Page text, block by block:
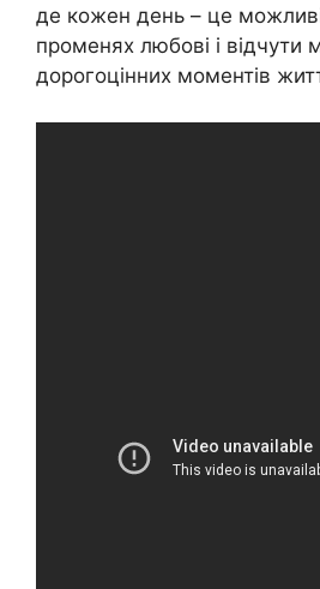
де кожен день – це
променях любові і відчути
дорогоцінних моментів